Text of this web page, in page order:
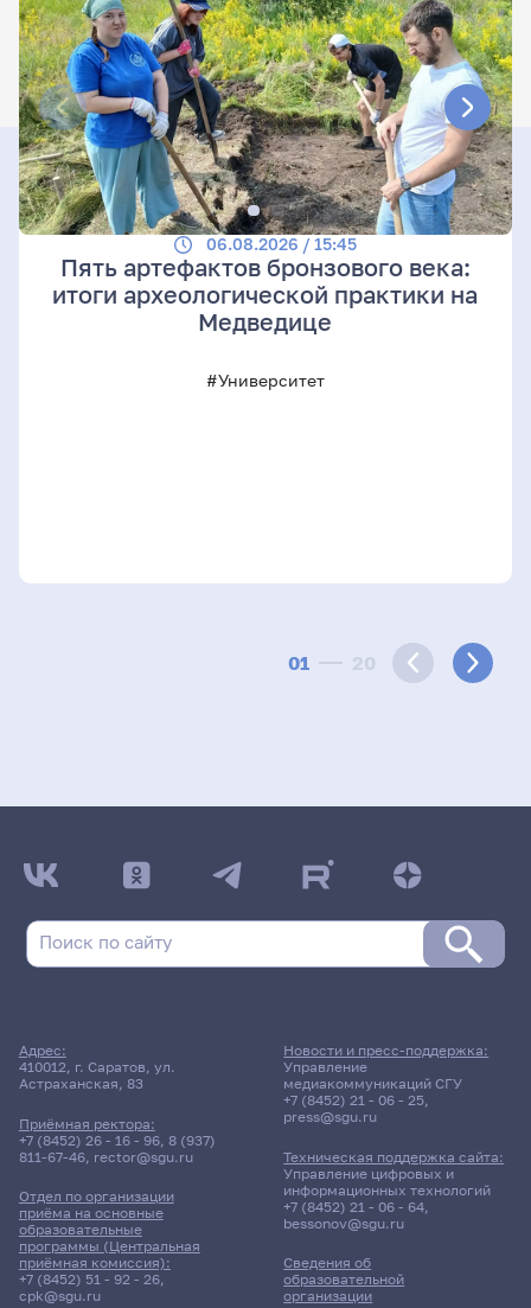
01 20
06.08.2026 / 15:45
Пять артефактов бронзового века:
итоги археологической практики на
Медведице
#Университет
Адрес:
410012, г. Саратов, ул.
Астраханская, 83
Приёмная ректора:
+7 (8452) 26 - 16 - 96, 8 (937)
811-67-46, rector@sgu.ru
Отдел по организации
приёма на основные
образовательные
программы (Центральная
приёмная комиссия):
+7 (8452) 51 - 92 - 26,
cpk@sgu.ru
Сведения об
образовательной
организации
Новости и пресс-поддержка:
Управление
медиакоммуникаций СГУ
+7 (8452) 21 - 06 - 25,
press@sgu.ru
Техническая поддержка сайта:
Управление цифровых и
информационных технологий
+7 (8452) 21 - 06 - 64,
bessonov@sgu.ru